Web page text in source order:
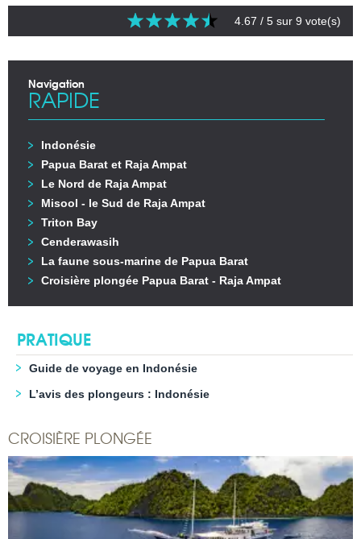
4.67 / 5 sur 9 vote(s)
Navigation
RAPIDE
Indonésie
Papua Barat et Raja Ampat
Le Nord de Raja Ampat
Misool - le Sud de Raja Ampat
Triton Bay
Cenderawasih
La faune sous-marine de Papua Barat
Croisière plongée Papua Barat - Raja Ampat
PRATIQUE
Guide de voyage en Indonésie
L’avis des plongeurs : Indonésie
CROISIÈRE PLONGÉE